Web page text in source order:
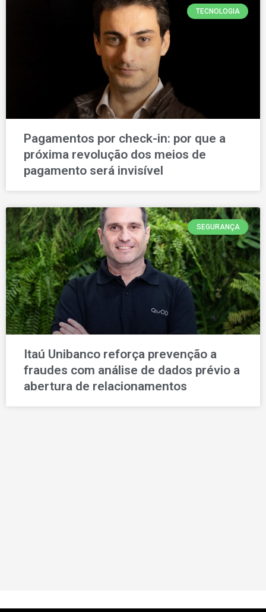
TECNOLOGIA
Pagamentos por check-in: por que a
próxima revolução dos meios de
pagamento será invisível
SEGURANÇA
Itaú Unibanco reforça prevenção a
fraudes com análise de dados prévio a
abertura de relacionamentos